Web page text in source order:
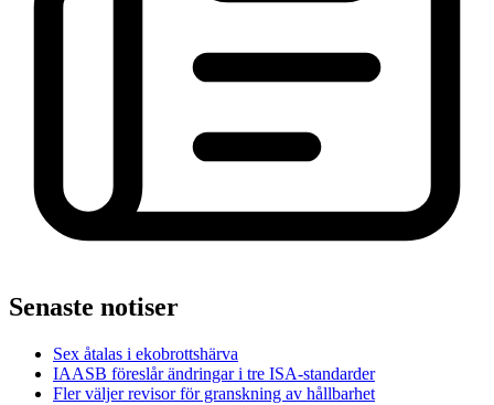
Senaste notiser
Sex åtalas i ekobrottshärva
IAASB föreslår ändringar i tre ISA-standarder
Fler väljer revisor för granskning av hållbarhet